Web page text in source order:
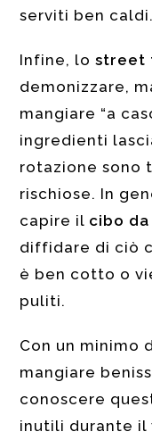
serviti ben caldi.
Infine, lostreet
demonizzare,
mangiare “a
ingredienti
rotazione sono
rischiose. In
capire il cibo
diffidare di ciò
è ben cotto o
puliti.
Con un minimo
mangiare
conoscere
inutili durante il